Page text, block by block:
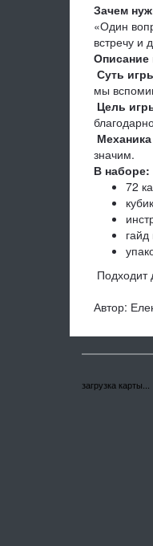
Зачем
«Один
встречу и
Описание
Суть
мы
Цель
значим.
В наборе:
72
кубик
Подходит
Автор:
загрузка карты...